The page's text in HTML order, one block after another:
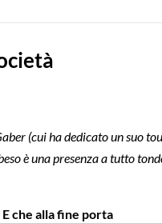
(cui ha dedicato un suo
è una presenza a tutto
che alla fine porta